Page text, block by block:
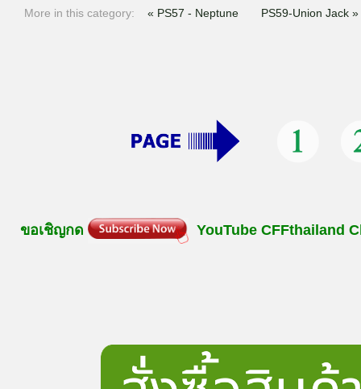
More in this category: « PS57 - Neptune PS59-Union Jack »
ขอเชิญกด YouTube CFFthailand